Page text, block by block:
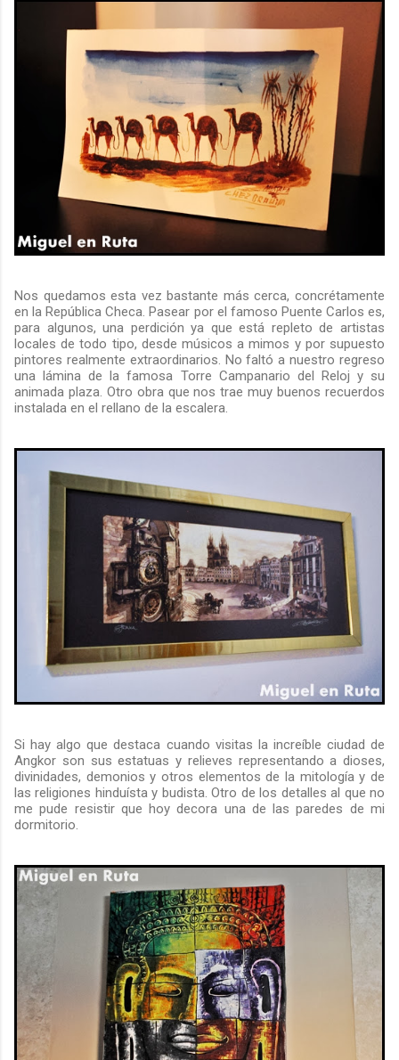
Nos quedamos esta vez bastante más cerca, concrétamente
en la República Checa. Pasear por el famoso Puente Carlos es,
para algunos, una perdición ya que está repleto de artistas
locales de todo tipo, desde músicos a mimos y por supuesto
pintores realmente extraordinarios. No faltó a nuestro regreso
una lámina de la famosa Torre Campanario del Reloj y su
animada plaza. Otro obra que nos trae muy buenos recuerdos
instalada en el rellano de la escalera.
Si hay algo que destaca cuando visitas la increíble ciudad de
Angkor son sus estatuas y relieves representando a dioses,
divinidades, demonios y otros elementos de la mitología y de
las religiones hinduísta y budista. Otro de los detalles al que no
me pude resistir que hoy decora una de las paredes de mi
dormitorio.